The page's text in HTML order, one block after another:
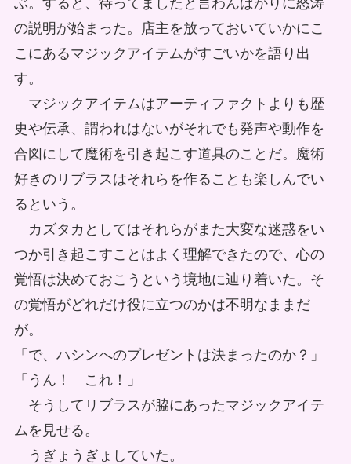
の説明が始まった。店主を放っておいていかにこ
こにあるマジックアイテムがすごいかを語り出
す。
マジックアイテムはアーティファクトよりも歴
史や伝承、謂われはないがそれでも発声や動作を
合図にして魔術を引き起こす道具のことだ。魔術
好きのリブラスはそれらを作ることも楽しんでい
るという。
カズタカとしてはそれらがまた大変な迷惑をい
つか引き起こすことはよく理解できたので、心の
覚悟は決めておこうという境地に辿り着いた。そ
の覚悟がどれだけ役に立つのかは不明なままだ
が。
「で、ハシンへのプレゼントは決まったのか？」
「うん！ これ！」
そうしてリブラスが脇にあったマジックアイテ
ムを見せる。
うぎょうぎょしていた。